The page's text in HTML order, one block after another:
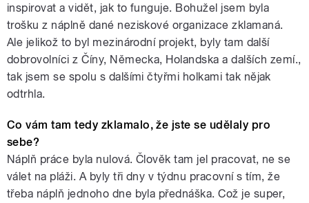
inspirovat a vidět, jak to funguje. Bohužel jsem byla
trošku z náplně dané neziskové organizace zklamaná.
Ale jelikož to byl mezinárodní projekt, byly tam další
dobrovolníci z Číny, Německa, Holandska a dalších zemí.,
tak jsem se spolu s dalšími čtyřmi holkami tak nějak
odtrhla.
Co vám tam tedy zklamalo, že jste se udělaly pro
sebe?
Náplň práce byla nulová. Člověk tam jel pracovat, ne se
válet na pláži. A byly tři dny v týdnu pracovní s tím, že
třeba náplň jednoho dne byla přednáška. Což je super,